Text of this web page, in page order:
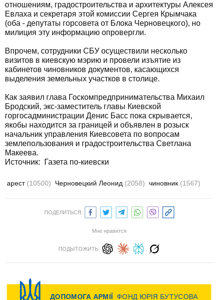
отношениям, градостроительства и архитектуры Алексея
Евлаха и секретаря этой комиссии Сергея Крымчака
(оба - депутаты горсовета от Блока Черновецкого), но
милиция эту информацию опровергли.
Впрочем, сотрудники СБУ осуществили несколько
визитов в киевскую мэрию и провели изъятие из
кабинетов чиновников документов, касающихся
выделения земельных участков в столице.
Как заявил глава Госкомпредпринимательства Михаил
Бродский, экс-заместитель главы Киевской
горгосадминистрации Денис Басс пока скрывается,
якобы находится за границей и объявлен в розыск
начальник управления Киевсовета по вопросам
землепользования и градостроительства Светлана
Макеева.
Источник: Газета по-киевски
арест (10500) Черновецкий Леонид (2058) чиновник (1567)
ПОДЕЛИТЬСЯ:
Мне нравится
ПОДЫТОЖИТЬ: